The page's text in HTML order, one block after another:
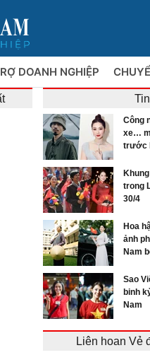
DOANH NGHIỆP
Công
xe…
trước
trong
30/4
Hoa
ảnh
Nam
Sao
binh
Nam
Liên hoan Vẻ